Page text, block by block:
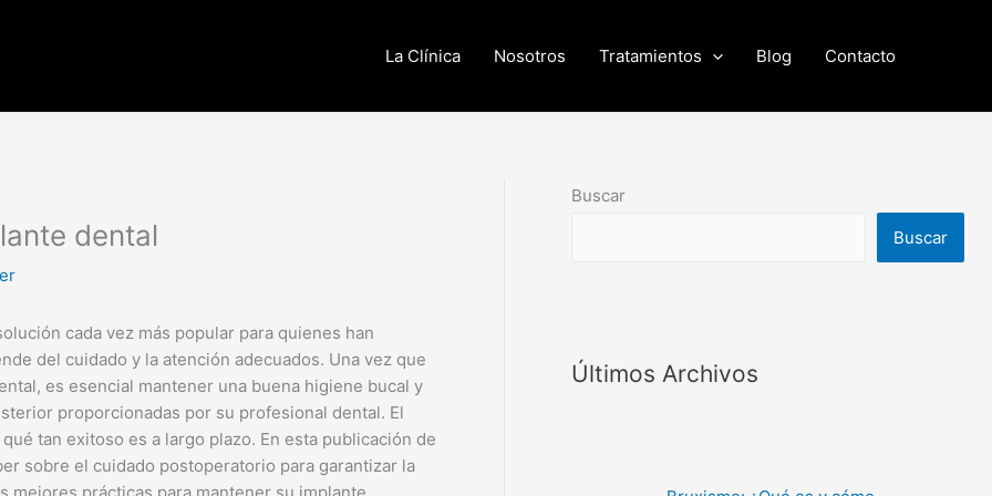
La Clínica Nosotros Tratamientos Blog Contacto
dental
cada vez más popular para quienes han
del cuidado y la atención adecuados. Una vez que
es esencial mantener una buena higiene bucal y
proporcionadas por su profesional dental. El
tan exitoso es a largo plazo. En esta publicación de
sobre el cuidado postoperatorio para garantizar la
Buscar
Buscar
Últimos Archivos